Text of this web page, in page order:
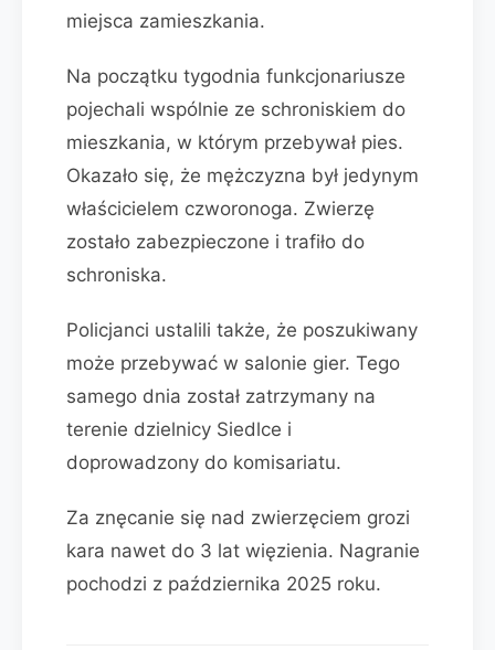
miejsca zamieszkania.
Na początku tygodnia funkcjonariusze
pojechali wspólnie ze schroniskiem do
mieszkania, w którym przebywał pies.
Okazało się, że mężczyzna był jedynym
właścicielem czworonoga. Zwierzę
zostało zabezpieczone i trafiło do
schroniska.
Policjanci ustalili także, że poszukiwany
może przebywać w salonie gier. Tego
samego dnia został zatrzymany na
terenie dzielnicy Siedlce i
doprowadzony do komisariatu.
Za znęcanie się nad zwierzęciem grozi
kara nawet do 3 lat więzienia. Nagranie
pochodzi z października 2025 roku.